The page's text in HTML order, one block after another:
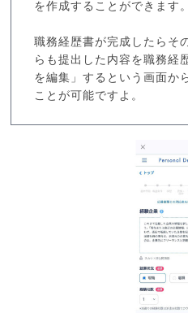
を作成することができます。
職務経歴書が完成したらそ
らも提出した内容を職務経
を編集」するという画面か
ことが可能ですよ。